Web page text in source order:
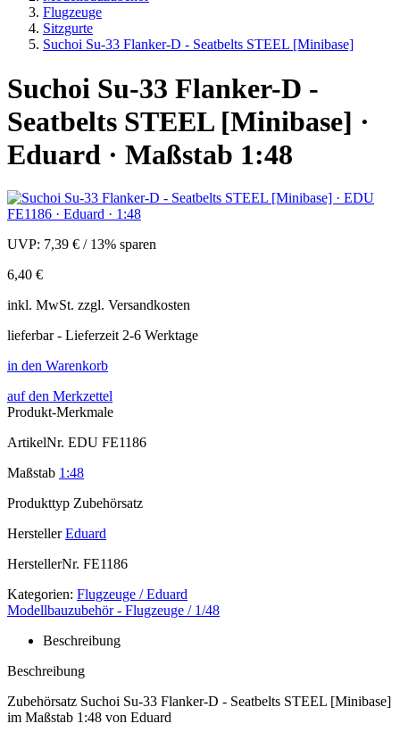
Flugzeuge
Sitzgurte
Suchoi Su-33 Flanker-D - Seatbelts STEEL [Minibase]
Suchoi Su-33 Flanker-D -
Seatbelts STEEL [Minibase] ·
Eduard · Maßstab 1:48
UVP: 7,39 € / 13% sparen
6,40 €
inkl. MwSt. zzgl. Versandkosten
lieferbar - Lieferzeit 2-6 Werktage
in den Warenkorb
auf den Merkzettel
Produkt-Merkmale
ArtikelNr. EDU FE1186
Maßstab 1:48
Produkttyp Zubehörsatz
Hersteller Eduard
HerstellerNr. FE1186
Kategorien: Flugzeuge / Eduard
Modellbauzubehör - Flugzeuge / 1/48
Beschreibung
Beschreibung
Zubehörsatz Suchoi Su-33 Flanker-D - Seatbelts STEEL [Minibase]
im Maßstab 1:48 von Eduard